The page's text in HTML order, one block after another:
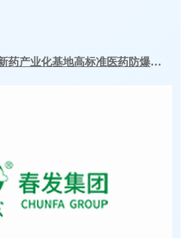
贝达药业（嵊州）创新药产业化基地高标准医药防爆冷库建造工程案例